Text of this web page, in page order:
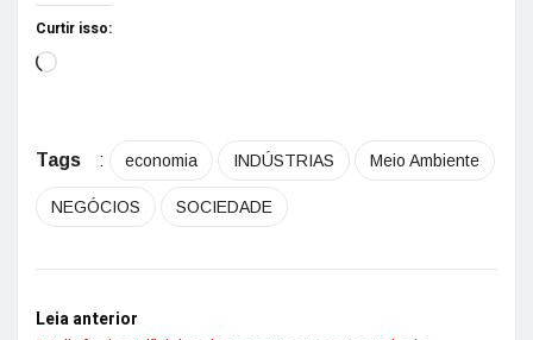
Curtir isso:
Tags : economia INDÚSTRIAS Meio Ambiente
NEGÓCIOS SOCIEDADE
Leia anterior